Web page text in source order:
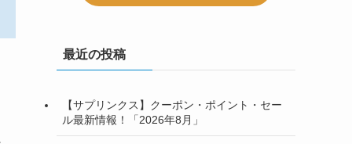
最近の投稿
【サプリンクス】クーポン・ポイント・セー
ル最新情報！「2026年8月」